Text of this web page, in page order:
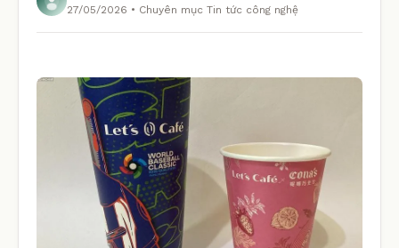
27/05/2026 • Chuyên mục Tin tức công nghệ